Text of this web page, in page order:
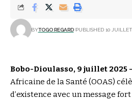
BYTOGO REGARD PUBLISHED 10
Bobo-Dioulasso, 9 juillet 2025
Africaine de la Santé (OOAS)
d’existence avec un message